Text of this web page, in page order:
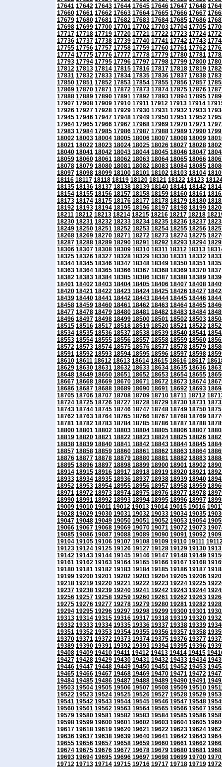
17641 17642 17643 17644 17645 17646 17647 17648
17660 17661 17662 17663 17664 17665 17666 17667
17679 17680 17681 17682 17683 17684 17685 17686
17698 17699 17700 17701 17702 17703 17704 17705
17717 17718 17719 17720 17721 17722 17723 17724
17736 17737 17738 17739 17740 17741 17742 17743
17755 17756 17757 17758 17759 17760 17761 17762
17774 17775 17776 17777 17778 17779 17780 17781
17793 17794 17795 17796 17797 17798 17799 17800
17812 17813 17814 17815 17816 17817 17818 17819
17831 17832 17833 17834 17835 17836 17837 17838
17850 17851 17852 17853 17854 17855 17856 17857
17869 17870 17871 17872 17873 17874 17875 17876
17888 17889 17890 17891 17892 17893 17894 17895
17907 17908 17909 17910 17911 17912 17913 17914
17926 17927 17928 17929 17930 17931 17932 17933
17945 17946 17947 17948 17949 17950 17951 17952
17964 17965 17966 17967 17968 17969 17970 17971
17983 17984 17985 17986 17987 17988 17989 17990
18002 18003 18004 18005 18006 18007 18008 18009
18021 18022 18023 18024 18025 18026 18027 18028
18040 18041 18042 18043 18044 18045 18046 18047
18059 18060 18061 18062 18063 18064 18065 18066
18078 18079 18080 18081 18082 18083 18084 18085
18097 18098 18099 18100 18101 18102 18103 18104
18116 18117 18118 18119 18120 18121 18122 18123
18135 18136 18137 18138 18139 18140 18141 18142
18154 18155 18156 18157 18158 18159 18160 18161
18173 18174 18175 18176 18177 18178 18179 18180
18192 18193 18194 18195 18196 18197 18198 18199
18211 18212 18213 18214 18215 18216 18217 18218
18230 18231 18232 18233 18234 18235 18236 18237
18249 18250 18251 18252 18253 18254 18255 18256
18268 18269 18270 18271 18272 18273 18274 18275
18287 18288 18289 18290 18291 18292 18293 18294
18306 18307 18308 18309 18310 18311 18312 18313
18325 18326 18327 18328 18329 18330 18331 18332
18344 18345 18346 18347 18348 18349 18350 18351
18363 18364 18365 18366 18367 18368 18369 18370
18382 18383 18384 18385 18386 18387 18388 18389
18401 18402 18403 18404 18405 18406 18407 18408
18420 18421 18422 18423 18424 18425 18426 18427
18439 18440 18441 18442 18443 18444 18445 18446
18458 18459 18460 18461 18462 18463 18464 18465
18477 18478 18479 18480 18481 18482 18483 18484
18496 18497 18498 18499 18500 18501 18502 18503
18515 18516 18517 18518 18519 18520 18521 18522
18534 18535 18536 18537 18538 18539 18540 18541
18553 18554 18555 18556 18557 18558 18559 18560
18572 18573 18574 18575 18576 18577 18578 18579
18591 18592 18593 18594 18595 18596 18597 18598
18610 18611 18612 18613 18614 18615 18616 18617
18629 18630 18631 18632 18633 18634 18635 18636
18648 18649 18650 18651 18652 18653 18654 18655
18667 18668 18669 18670 18671 18672 18673 18674
18686 18687 18688 18689 18690 18691 18692 18693
18705 18706 18707 18708 18709 18710 18711 18712
18724 18725 18726 18727 18728 18729 18730 18731
18743 18744 18745 18746 18747 18748 18749 18750
18762 18763 18764 18765 18766 18767 18768 18769
18781 18782 18783 18784 18785 18786 18787 18788
18800 18801 18802 18803 18804 18805 18806 18807
18819 18820 18821 18822 18823 18824 18825 18826
18838 18839 18840 18841 18842 18843 18844 18845
18857 18858 18859 18860 18861 18862 18863 18864
18876 18877 18878 18879 18880 18881 18882 18883
18895 18896 18897 18898 18899 18900 18901 18902
18914 18915 18916 18917 18918 18919 18920 18921
18933 18934 18935 18936 18937 18938 18939 18940
18952 18953 18954 18955 18956 18957 18958 18959
18971 18972 18973 18974 18975 18976 18977 18978
18990 18991 18992 18993 18994 18995 18996 18997
19009 19010 19011 19012 19013 19014 19015 19016
19028 19029 19030 19031 19032 19033 19034 19035
19047 19048 19049 19050 19051 19052 19053 19054
19066 19067 19068 19069 19070 19071 19072 19073
19085 19086 19087 19088 19089 19090 19091 19092
19104 19105 19106 19107 19108 19109 19110 19111
19123 19124 19125 19126 19127 19128 19129 19130
19142 19143 19144 19145 19146 19147 19148 19149
19161 19162 19163 19164 19165 19166 19167 19168
19180 19181 19182 19183 19184 19185 19186 19187
19199 19200 19201 19202 19203 19204 19205 19206
19218 19219 19220 19221 19222 19223 19224 19225
19237 19238 19239 19240 19241 19242 19243 19244
19256 19257 19258 19259 19260 19261 19262 19263
19275 19276 19277 19278 19279 19280 19281 19282
19294 19295 19296 19297 19298 19299 19300 19301
19313 19314 19315 19316 19317 19318 19319 19320
19332 19333 19334 19335 19336 19337 19338 19339
19351 19352 19353 19354 19355 19356 19357 19358
19370 19371 19372 19373 19374 19375 19376 19377
19389 19390 19391 19392 19393 19394 19395 19396
19408 19409 19410 19411 19412 19413 19414 19415
19427 19428 19429 19430 19431 19432 19433 19434
19446 19447 19448 19449 19450 19451 19452 19453
19465 19466 19467 19468 19469 19470 19471 19472
19484 19485 19486 19487 19488 19489 19490 19491
19503 19504 19505 19506 19507 19508 19509 19510
19522 19523 19524 19525 19526 19527 19528 19529
19541 19542 19543 19544 19545 19546 19547 19548
19560 19561 19562 19563 19564 19565 19566 19567
19579 19580 19581 19582 19583 19584 19585 19586
19598 19599 19600 19601 19602 19603 19604 19605
19617 19618 19619 19620 19621 19622 19623 19624
19636 19637 19638 19639 19640 19641 19642 19643
19655 19656 19657 19658 19659 19660 19661 19662
19674 19675 19676 19677 19678 19679 19680 19681
19693 19694 19695 19696 19697 19698 19699 19700
19712 19713 19714 19715 19716 19717 19718 19719